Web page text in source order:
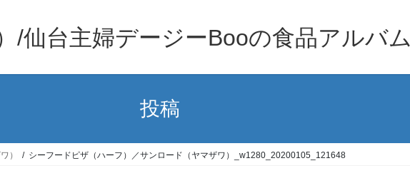
/仙台主婦デージーBooの食品アルバム
投稿
） シーフードピザ（ハーフ）／サンロード（ヤマザワ）_w1280_20200105_121648